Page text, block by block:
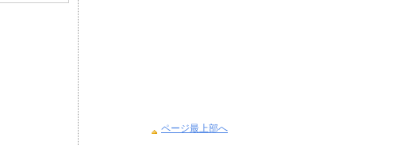
ページ最上部へ